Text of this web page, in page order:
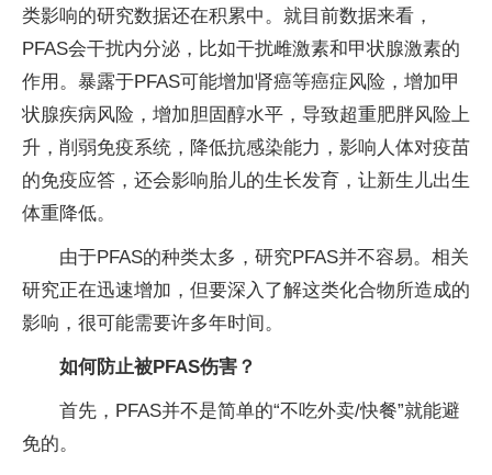
类影响的研究数据还在积累中。就目前数据来看，
PFAS会干扰内分泌，比如干扰雌激素和甲状腺激素的
作用。暴露于PFAS可能增加肾癌等癌症风险，增加甲
状腺疾病风险，增加胆固醇水平，导致超重肥胖风险上
升，削弱免疫系统，降低抗感染能力，影响人体对疫苗
的免疫应答，还会影响胎儿的生长发育，让新生儿出生
体重降低。
由于PFAS的种类太多，研究PFAS并不容易。相关
研究正在迅速增加，但要深入了解这类化合物所造成的
影响，很可能需要许多年时间。
如何防止被PFAS伤害？
首先，PFAS并不是简单的“不吃外卖/快餐”就能避
免的。